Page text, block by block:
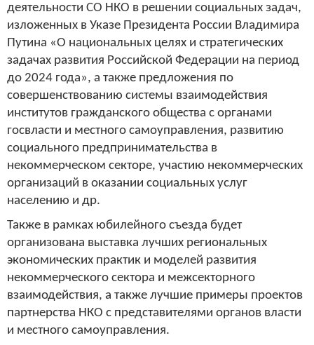
деятельности СО НКО в решении социальных задач,
изложенных в Указе Президента России Владимира
Путина «О национальных целях и стратегических
задачах развития Российской Федерации на период
до 2024 года», а также предложения по
совершенствованию системы взаимодействия
институтов гражданского общества с органами
госвласти и местного самоуправления, развитию
социального предпринимательства в
некоммерческом секторе, участию некоммерческих
организаций в оказании социальных услуг
населению и др.
Также в рамках юбилейного съезда будет
организована выставка лучших региональных
экономических практик и моделей развития
некоммерческого сектора и межсекторного
взаимодействия, а также лучшие примеры проектов
партнерства НКО с представителями органов власти
и местного самоуправления.